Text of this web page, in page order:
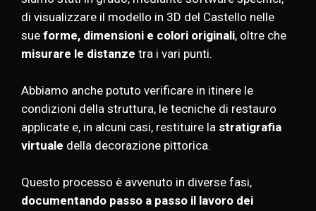
di visualizzare il modello in 3D del Castello nelle
sue forme, dimensioni e colori originali, oltre che
misurare le distanze tra i vari punti.
Abbiamo anche potuto verificare in itinere le
condizioni della struttura, le tecniche di restauro
applicate e, in alcuni casi, restituire la stratigrafia
virtuale della decorazione pittorica.
Questo processo è avvenuto in diverse fasi,
documentando passo a passo il lavoro dei